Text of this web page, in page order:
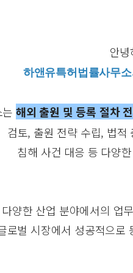
안
하앤유특허법률사무
해외 출원 및 등록 절차
검토, 출원 전략 수립, 법적
침해 사건 대응 등 다양
다양한 산업 분야에서의 업
로벌 시장에서 성공적으로